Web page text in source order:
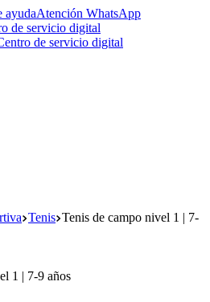
Atención WhatsApp
de servicio digital
de servicio digital
Tenis Tenis de campo nivel 1 | 7-